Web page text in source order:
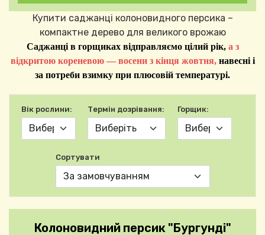
Купити саджанці колоновидного персика –
компактне дерево для великого врожаю
Саджанці в горщиках відправляємо цілий рік, а з
відкритою кореневою — восени з кінця жовтня, навесні і
за потреби взимку при плюсовій температурі.
Вік рослини: Термін дозрівання: Горщик:
Сортувати
Колоновидний персик "Бургунді"